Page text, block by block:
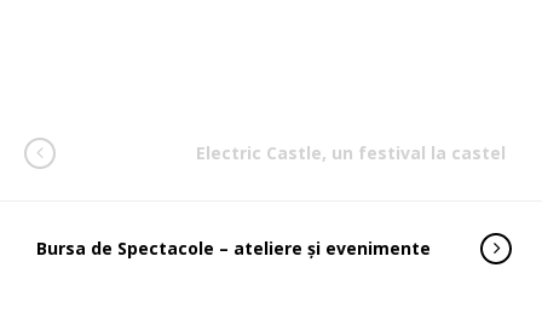
Electric Castle, un festival la castel
Bursa de Spectacole – ateliere şi evenimente